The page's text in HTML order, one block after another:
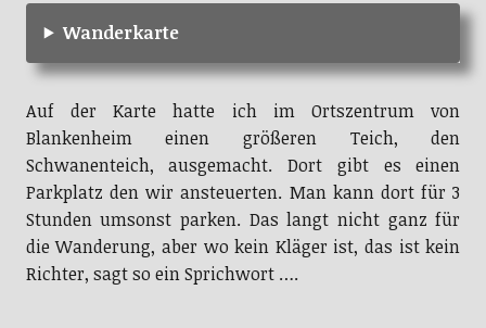
Wanderkarte
Auf der Karte hatte ich im Ortszentrum von
Blankenheim einen größeren Teich, den
Schwanenteich, ausgemacht. Dort gibt es einen
Parkplatz den wir ansteuerten. Man kann dort für 3
Stunden umsonst parken. Das langt nicht ganz für
die Wanderung, aber wo kein Kläger ist, das ist kein
Richter, sagt so ein Sprichwort ….